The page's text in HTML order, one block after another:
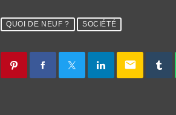
QUOI DE NEUF ? SOCIÉTÉ
email